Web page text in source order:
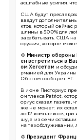
асштабные усилия,
США будут
введут
ктов, который сейчас
шлины в 500% для
зарабатывать. США
оружия, которое
💢
Министр обороны
ен встретиться в
ом Хегсетом
и
рманией для Украины
Об этом сообщает FT.
В июне Писториус
омплекса Patriot,
ориус сказал газете,
же не может: их
ло 12 комплексов,
шу, а из семи
на техобслуживании,
💢
Президент